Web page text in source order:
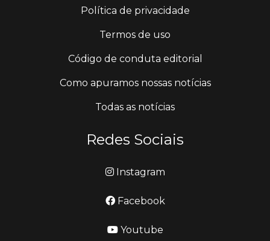
Política de privacidade
Termos de uso
Código de conduta editorial
Como apuramos nossas notícias
Todas as notícias
Redes Sociais
Instagram
Facebook
Youtube